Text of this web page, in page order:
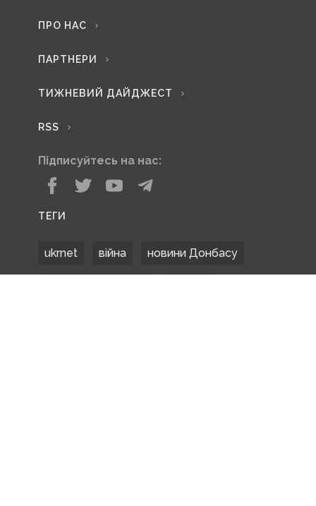
ПРО НАС
ПАРТНЕРИ
ТИЖНЕВИЙ ДАЙДЖЕСТ
RSS
Підписуйтесь на нас:
ТЕГИ
ukrnet війна новини Донбасу